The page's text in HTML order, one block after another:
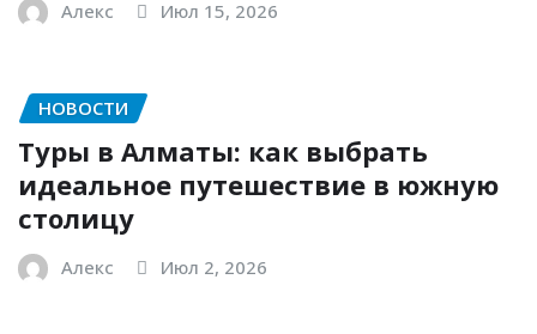
Алекс Июл 15, 2026
НОВОСТИ
Туры в Алматы: как выбрать
идеальное путешествие в южную
столицу
Алекс Июл 2, 2026